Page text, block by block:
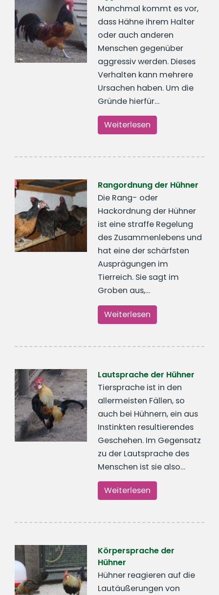
Manchmal kommt es vor,
dass Hähne ihrem Halter
oder auch anderen
Menschen gegenüber
aggressiv werden. Dieses
Verhalten kann mehrere
Ursachen haben. Um die
Gründe hierfür…
Weiterlesen
Rangordnung der Hühner
Die Rang- oder
Hackordnung der Hühner
ist eine straffe Regelung
des Zusammenlebens und
hat eine der schärfsten
Ausprägungen im
Tierreich. Sie sagt im
Groben aus,…
Weiterlesen
Lautsprache der Hühner
Tiersprache ist in den
allermeisten Fällen, so
auch bei Hühnern, ein aus
Instinkten resultierendes
Geschehen. Im Gegensatz
zu der Lautsprache des
Menschen ist sie also…
Weiterlesen
Körpersprache der
Hühner
Hühner reagieren auf die
Lautäußerungen von